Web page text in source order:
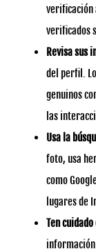
verificación
verificados
Revisa sus
del perfil.
genuinos
las
Usa la
foto, usa
como
lugares de
Ten